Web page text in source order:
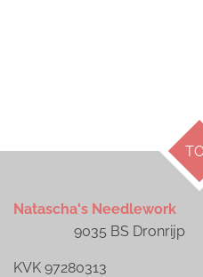
Natascha's Needlework
9035 BS Dronrijp
KVK 97280313